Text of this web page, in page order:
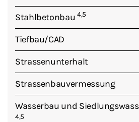
Stahlbetonbau 4,5
Tiefbau/CAD
Strassenunterhalt
Strassenbauvermessung
Wasserbau und
4,5